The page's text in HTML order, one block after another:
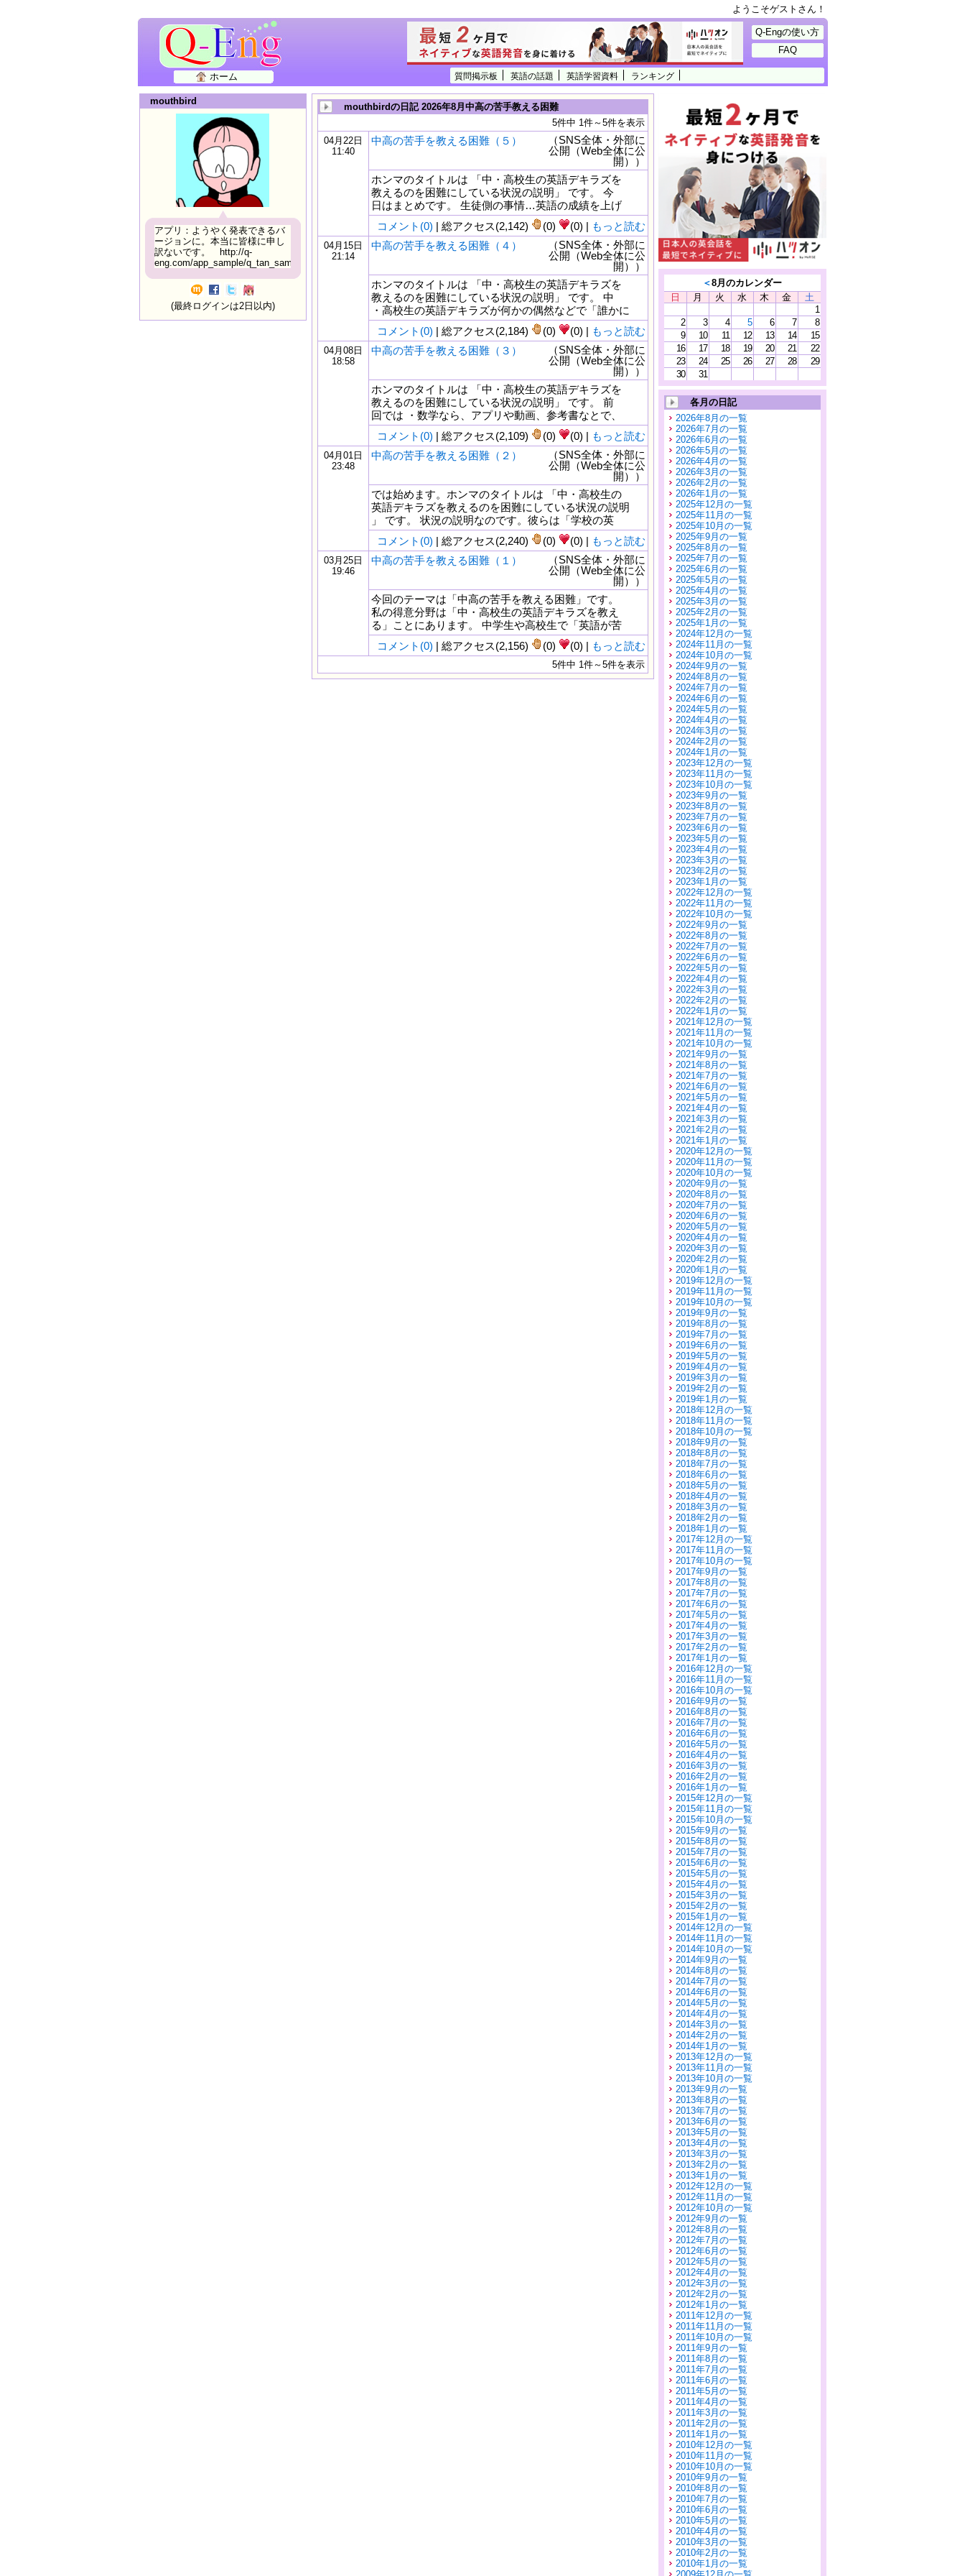
ようこそゲストさん！
質問掲示板 英語の話題 英語学習資料 ランキング
ホーム
Q-Engの使い方
FAQ
mouthbird
アプリ：ようやく発表できるバ
ージョンに。本当に皆様に申し
訳ないです。 http://q-
eng.com/app_sample/q_tan_sample06.html
(最終ログインは2日以内)
mouthbirdの日記 2026年8月中高の苦手教える困難
5件中 1件～5件を表示
04月22日
11:40
中高の苦手を教える困難（５）
（SNS全体・外部に
公開（Web全体に公
開））
ホンマのタイトルは 「中・高校生の英語デキラズを
教えるのを困難にしている状況の説明」 です。 今
日はまとめです。 生徒側の事情…英語の成績を上げ
コメント(0) | 総アクセス(2,142) (0) (0) | もっと読む
04月15日
21:14
中高の苦手を教える困難（４）
（SNS全体・外部に
公開（Web全体に公
開））
ホンマのタイトルは 「中・高校生の英語デキラズを
教えるのを困難にしている状況の説明」 です。 中
・高校生の英語デキラズが何かの偶然などで「誰かに
コメント(0) | 総アクセス(2,184) (0) (0) | もっと読む
04月08日
18:58
中高の苦手を教える困難（３）
（SNS全体・外部に
公開（Web全体に公
開））
ホンマのタイトルは 「中・高校生の英語デキラズを
教えるのを困難にしている状況の説明」 です。 前
回では ・数学なら、アプリや動画、参考書なとで、
コメント(0) | 総アクセス(2,109) (0) (0) | もっと読む
04月01日
23:48
中高の苦手を教える困難（２）
（SNS全体・外部に
公開（Web全体に公
開））
では始めます。ホンマのタイトルは 「中・高校生の
英語デキラズを教えるのを困難にしている状況の説明
」 です。 状況の説明なのです。彼らは「学校の英
コメント(0) | 総アクセス(2,240) (0) (0) | もっと読む
03月25日
19:46
中高の苦手を教える困難（１）
（SNS全体・外部に
公開（Web全体に公
開））
今回のテーマは「中高の苦手を教える困難」です。
私の得意分野は「中・高校生の英語デキラズを教え
る」ことにあります。 中学生や高校生で「英語が苦
コメント(0) | 総アクセス(2,156) (0) (0) | もっと読む
5件中 1件～5件を表示
＜8月のカレンダー
日
月 火 水 木 金
土
1
2
3 4 5 6 7
8
9
10 11 12 13 14
15
16
17 18 19 20 21
22
23
24 25 26 27 28
29
30
31
各月の日記
2026年8月の一覧
2026年7月の一覧
2026年6月の一覧
2026年5月の一覧
2026年4月の一覧
2026年3月の一覧
2026年2月の一覧
2026年1月の一覧
2025年12月の一覧
2025年11月の一覧
2025年10月の一覧
2025年9月の一覧
2025年8月の一覧
2025年7月の一覧
2025年6月の一覧
2025年5月の一覧
2025年4月の一覧
2025年3月の一覧
2025年2月の一覧
2025年1月の一覧
2024年12月の一覧
2024年11月の一覧
2024年10月の一覧
2024年9月の一覧
2024年8月の一覧
2024年7月の一覧
2024年6月の一覧
2024年5月の一覧
2024年4月の一覧
2024年3月の一覧
2024年2月の一覧
2024年1月の一覧
2023年12月の一覧
2023年11月の一覧
2023年10月の一覧
2023年9月の一覧
2023年8月の一覧
2023年7月の一覧
2023年6月の一覧
2023年5月の一覧
2023年4月の一覧
2023年3月の一覧
2023年2月の一覧
2023年1月の一覧
2022年12月の一覧
2022年11月の一覧
2022年10月の一覧
2022年9月の一覧
2022年8月の一覧
2022年7月の一覧
2022年6月の一覧
2022年5月の一覧
2022年4月の一覧
2022年3月の一覧
2022年2月の一覧
2022年1月の一覧
2021年12月の一覧
2021年11月の一覧
2021年10月の一覧
2021年9月の一覧
2021年8月の一覧
2021年7月の一覧
2021年6月の一覧
2021年5月の一覧
2021年4月の一覧
2021年3月の一覧
2021年2月の一覧
2021年1月の一覧
2020年12月の一覧
2020年11月の一覧
2020年10月の一覧
2020年9月の一覧
2020年8月の一覧
2020年7月の一覧
2020年6月の一覧
2020年5月の一覧
2020年4月の一覧
2020年3月の一覧
2020年2月の一覧
2020年1月の一覧
2019年12月の一覧
2019年11月の一覧
2019年10月の一覧
2019年9月の一覧
2019年8月の一覧
2019年7月の一覧
2019年6月の一覧
2019年5月の一覧
2019年4月の一覧
2019年3月の一覧
2019年2月の一覧
2019年1月の一覧
2018年12月の一覧
2018年11月の一覧
2018年10月の一覧
2018年9月の一覧
2018年8月の一覧
2018年7月の一覧
2018年6月の一覧
2018年5月の一覧
2018年4月の一覧
2018年3月の一覧
2018年2月の一覧
2018年1月の一覧
2017年12月の一覧
2017年11月の一覧
2017年10月の一覧
2017年9月の一覧
2017年8月の一覧
2017年7月の一覧
2017年6月の一覧
2017年5月の一覧
2017年4月の一覧
2017年3月の一覧
2017年2月の一覧
2017年1月の一覧
2016年12月の一覧
2016年11月の一覧
2016年10月の一覧
2016年9月の一覧
2016年8月の一覧
2016年7月の一覧
2016年6月の一覧
2016年5月の一覧
2016年4月の一覧
2016年3月の一覧
2016年2月の一覧
2016年1月の一覧
2015年12月の一覧
2015年11月の一覧
2015年10月の一覧
2015年9月の一覧
2015年8月の一覧
2015年7月の一覧
2015年6月の一覧
2015年5月の一覧
2015年4月の一覧
2015年3月の一覧
2015年2月の一覧
2015年1月の一覧
2014年12月の一覧
2014年11月の一覧
2014年10月の一覧
2014年9月の一覧
2014年8月の一覧
2014年7月の一覧
2014年6月の一覧
2014年5月の一覧
2014年4月の一覧
2014年3月の一覧
2014年2月の一覧
2014年1月の一覧
2013年12月の一覧
2013年11月の一覧
2013年10月の一覧
2013年9月の一覧
2013年8月の一覧
2013年7月の一覧
2013年6月の一覧
2013年5月の一覧
2013年4月の一覧
2013年3月の一覧
2013年2月の一覧
2013年1月の一覧
2012年12月の一覧
2012年11月の一覧
2012年10月の一覧
2012年9月の一覧
2012年8月の一覧
2012年7月の一覧
2012年6月の一覧
2012年5月の一覧
2012年4月の一覧
2012年3月の一覧
2012年2月の一覧
2012年1月の一覧
2011年12月の一覧
2011年11月の一覧
2011年10月の一覧
2011年9月の一覧
2011年8月の一覧
2011年7月の一覧
2011年6月の一覧
2011年5月の一覧
2011年4月の一覧
2011年3月の一覧
2011年2月の一覧
2011年1月の一覧
2010年12月の一覧
2010年11月の一覧
2010年10月の一覧
2010年9月の一覧
2010年8月の一覧
2010年7月の一覧
2010年6月の一覧
2010年5月の一覧
2010年4月の一覧
2010年3月の一覧
2010年2月の一覧
2010年1月の一覧